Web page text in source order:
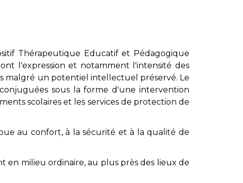
Thérapeutique Educatif et Pédagogique
l'expression et notamment l'intensité des
malgré un potentiel intellectuel préservé. Le
sous la forme d'une intervention
scolaires et les services de protection de
au confort, à la sécurité et à la qualité de
en milieu ordinaire, au plus près des lieux de